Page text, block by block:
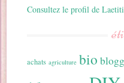
Consultez le profil de
achats agriculture bio